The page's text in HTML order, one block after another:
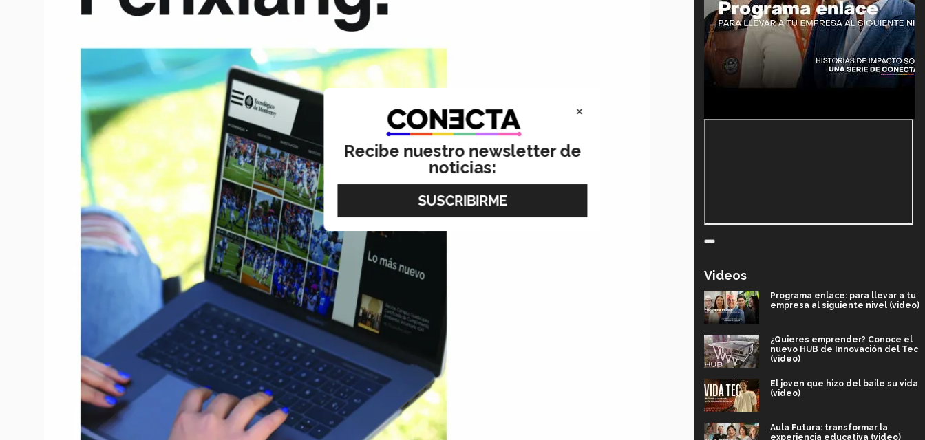
Videos
Programa enlace: para llevar a tu
empresa al siguiente nivel (video)
¿Quieres emprender? Conoce el
nuevo HUB de Innovación del Tec
(video)
El joven que hizo del baile su vida
(video)
Aula Futura: transformar la
experiencia educativa (video)
×
Recibe nuestro newsletter de
noticias: